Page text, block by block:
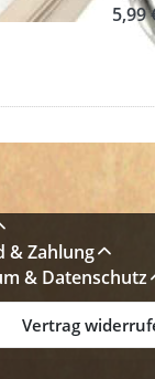
5,99
& Zahlung
& Datenschutz
Vertrag